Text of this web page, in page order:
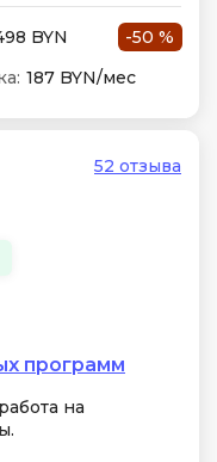
BYN
-50 %
187 BYN/мес
52 отзыва
программ
на